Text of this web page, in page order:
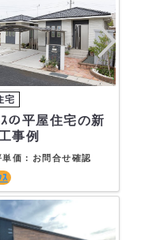
事例
単価：お問合せ確認
ｽ